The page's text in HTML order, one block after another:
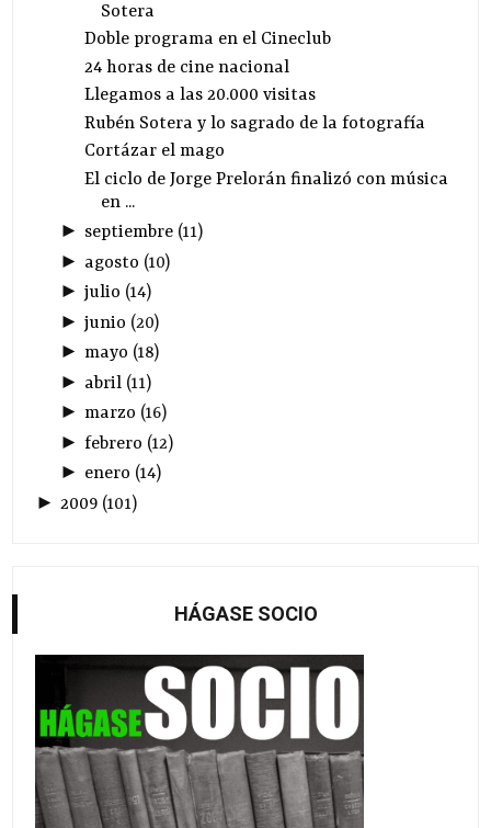
Sotera
Doble programa en el Cineclub
24 horas de cine nacional
Llegamos a las 20.000 visitas
Rubén Sotera y lo sagrado de la fotografía
Cortázar el mago
El ciclo de Jorge Prelorán finalizó con música
en ...
► septiembre(11)
► agosto (10)
► julio (14)
► junio (20)
► mayo (18)
► abril(11)
► marzo (16)
► febrero (12)
► enero (14)
► 2009 (101)
HÁGASE SOCIO